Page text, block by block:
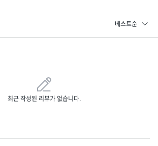
최근 작성된 리뷰가 없습니다.